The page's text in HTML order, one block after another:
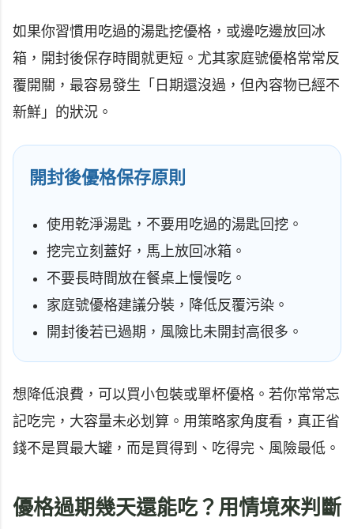
如果你習慣用吃過的湯匙挖優格，或邊吃邊放回冰
箱，開封後保存時間就更短。尤其家庭號優格常常反
覆開關，最容易發生「日期還沒過，但內容物已經不
新鮮」的狀況。
開封後優格保存原則
使用乾淨湯匙，不要用吃過的湯匙回挖。
挖完立刻蓋好，馬上放回冰箱。
不要長時間放在餐桌上慢慢吃。
家庭號優格建議分裝，降低反覆污染。
開封後若已過期，風險比未開封高很多。
想降低浪費，可以買小包裝或單杯優格。若你常常忘
記吃完，大容量未必划算。用策略家角度看，真正省
錢不是買最大罐，而是買得到、吃得完、風險最低。
優格過期幾天還能吃？用情境來判斷